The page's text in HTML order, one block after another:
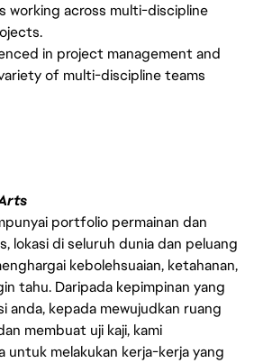
working across multi-discipline
in project management and
of multi-discipline teams
portfolio permainan dan
lokasi di seluruh dunia dan peluang
kebolehsuaian, ketahanan,
tahu. Daripada kepimpinan yang
anda, kepada mewujudkan ruang
membuat uji kaji, kami
untuk melakukan kerja-kerja yang